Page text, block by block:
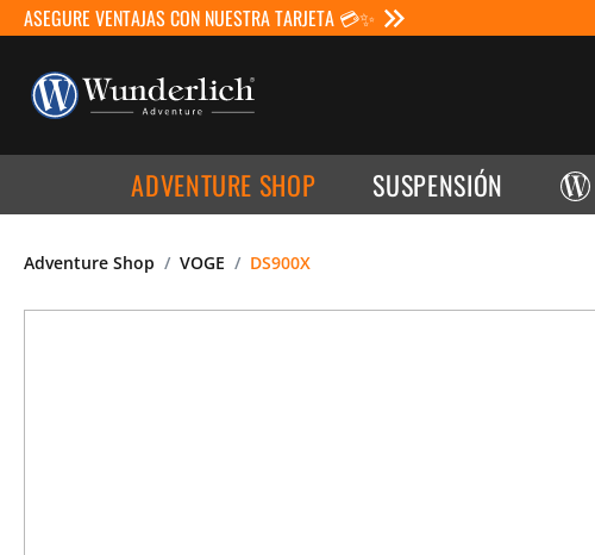
ASEGURE VENTAJAS CON NUESTRA TARJETA 💳✨
ADVENTURE SHOP SUSPENSIÓN
Adventure Shop VOGE DS900X